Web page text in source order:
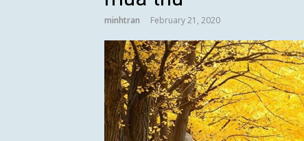
minhtran February 21, 2020